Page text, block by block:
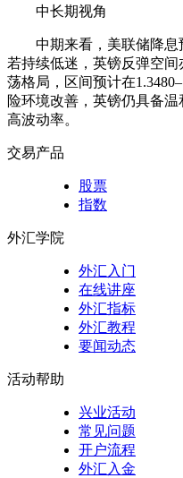
中长期视角
中期来看，美联储降
若持续低迷，英镑反弹空
荡格局，区间预计在
险环境改善，英镑仍具备
高波动率。
交易产品
股票
指数
外汇学院
外汇入门
在线讲座
外汇指标
外汇教程
要闻动态
活动帮助
兴业活动
常见问题
开户流程
外汇入金